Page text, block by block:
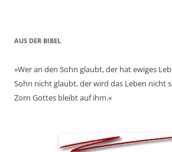
AUS DER BIBEL
»Wer an den Sohn glaubt, der hat ewiges
Sohn nicht glaubt, der wird das Leben nicht
Zorn Gottes bleibt auf ihm.«